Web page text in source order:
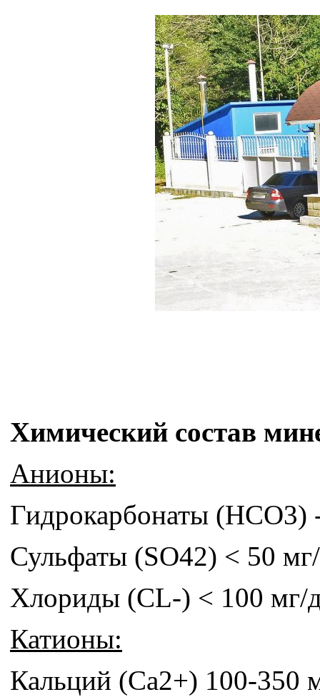
Химический состав
Анионы:
Гидрокарбонаты (НСО3)
Сульфаты (SO42) < 50
Хлориды (CL-) < 100 мг/
Катионы:
Кальций (Са2+) 100-350